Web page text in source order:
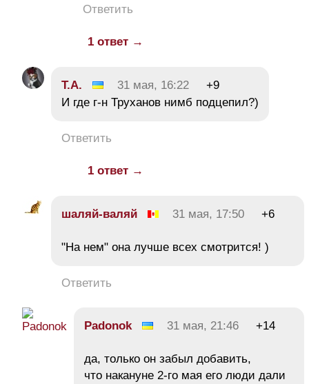
Ответить
1 ответ →
Т.А. 31 мая, 16:22
+9
И где г-н Труханов нимб подцепил?)
Ответить
1 ответ →
шаляй-валяй 31 мая, 17:50 +6
"На нем" она лучше всех смотрится! )
Ответить
Padonok 31 мая, 21:46 +14
да, только он забыл добавить,
что накануне 2-го мая его люди дали